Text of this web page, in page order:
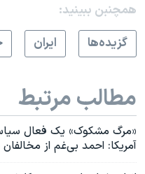
همچنبن ببینید:
گزيده‌ها
ايران
مطالب مرتبط
«مرگ مشکوک» یک فعال
آمریکا: احمد بی‌غم از